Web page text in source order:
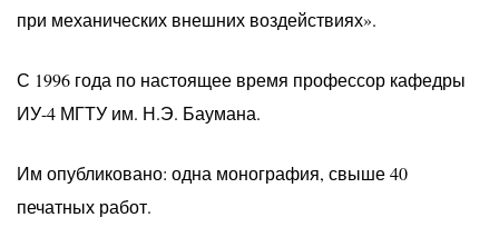
при механических внешних воздействиях».
С 1996 года по настоящее время профессор кафедры
ИУ-4 МГТУ им. Н.Э. Баумана.
Им опубликовано: одна монография, свыше 40
печатных работ.